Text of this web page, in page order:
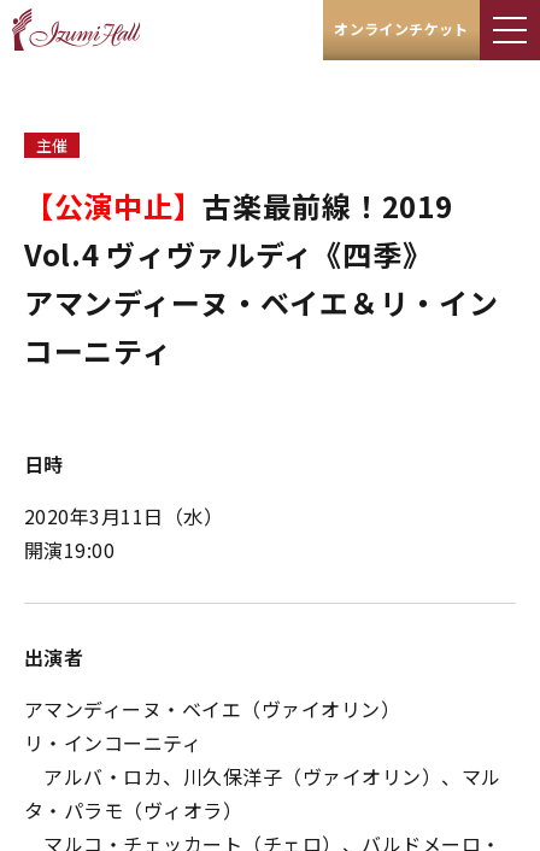
オンラインチケット
主催
【公演中止】​​​​​​​古楽最前線！2019
Vol.4 ヴィヴァルディ《四季》
アマンディーヌ・ベイエ＆リ・イン
コーニティ
日時
2020年3月11日（水）
開演19:00
出演者
アマンディーヌ・ベイエ（ヴァイオリン）
リ・インコーニティ
アルバ・ロカ、川久保洋子（ヴァイオリン）、マル
タ・パラモ（ヴィオラ）
マルコ・チェッカート（チェロ）、バルドメーロ・